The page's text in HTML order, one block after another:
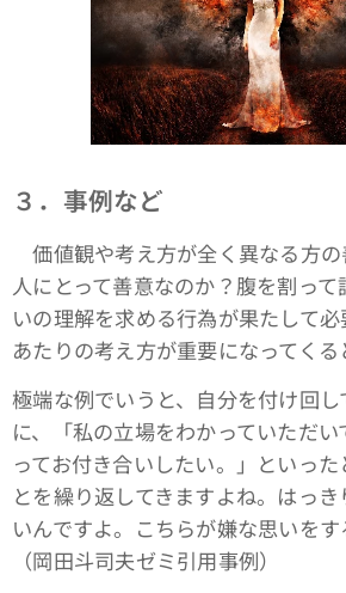
３．事例など
価値観や考え方が全く異なる方
人にとって善意なのか？腹を割っ
いの理解を求める行為が果たして
あたりの考え方が重要になってくる
極端な例でいうと、自分を付け回
に、「私の立場をわかっていただ
ってお付き合いしたい。」といっ
とを繰り返してきますよね。はっ
いんですよ。こちらが嫌な思いをす
（岡田斗司夫ゼミ引用事例）